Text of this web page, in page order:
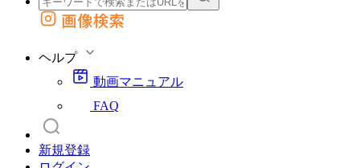
外部サイトの商品をカートに追加
画像検索
ヘルプ
動画マニュアル
FAQ
新規登録